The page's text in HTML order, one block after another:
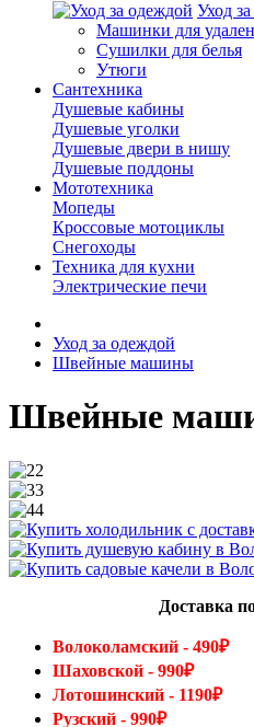
Уход
Машинки для
Сушилки для белья
Утюги
Сантехника
Душевые кабины
Душевые уголки
Душевые двери в нишу
Душевые поддоны
Мототехника
Мопеды
Кроссовые мотоциклы
Снегоходы
Техника для кухни
Электрические печи
Уход за одеждой
Швейные машины
Швейные
Доставка
Волоколамский - 490₽
Шаховской - 990₽
Лотошинский - 1190₽
Рузский - 990₽